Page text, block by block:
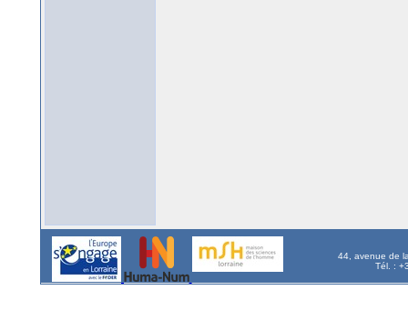
44, avenue de
Tél. :